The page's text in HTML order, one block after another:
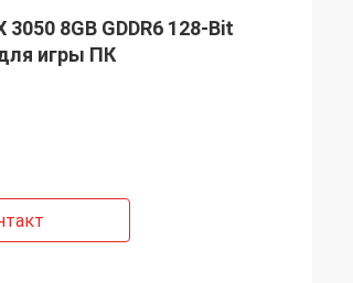
8GB GDDR6 128-Bit
игры ПК